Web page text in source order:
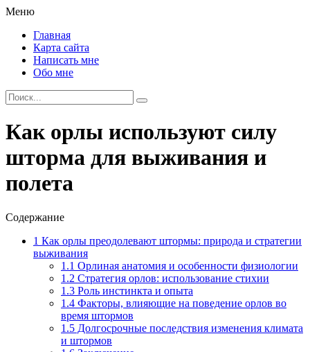
Меню
Главная
Карта сайта
Написать мне
Обо мне
Как орлы используют силу
шторма для выживания и
полета
Содержание
1 Как орлы преодолевают штормы: природа и стратегии
выживания
1.1 Орлиная анатомия и особенности физиологии
1.2 Стратегия орлов: использование стихии
1.3 Роль инстинкта и опыта
1.4 Факторы, влияющие на поведение орлов во
время штормов
1.5 Долгосрочные последствия изменения климата
и штормов